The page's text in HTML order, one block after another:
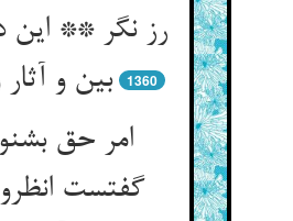
رز نگر ** این
بین و
1360
امر حق
گفتست